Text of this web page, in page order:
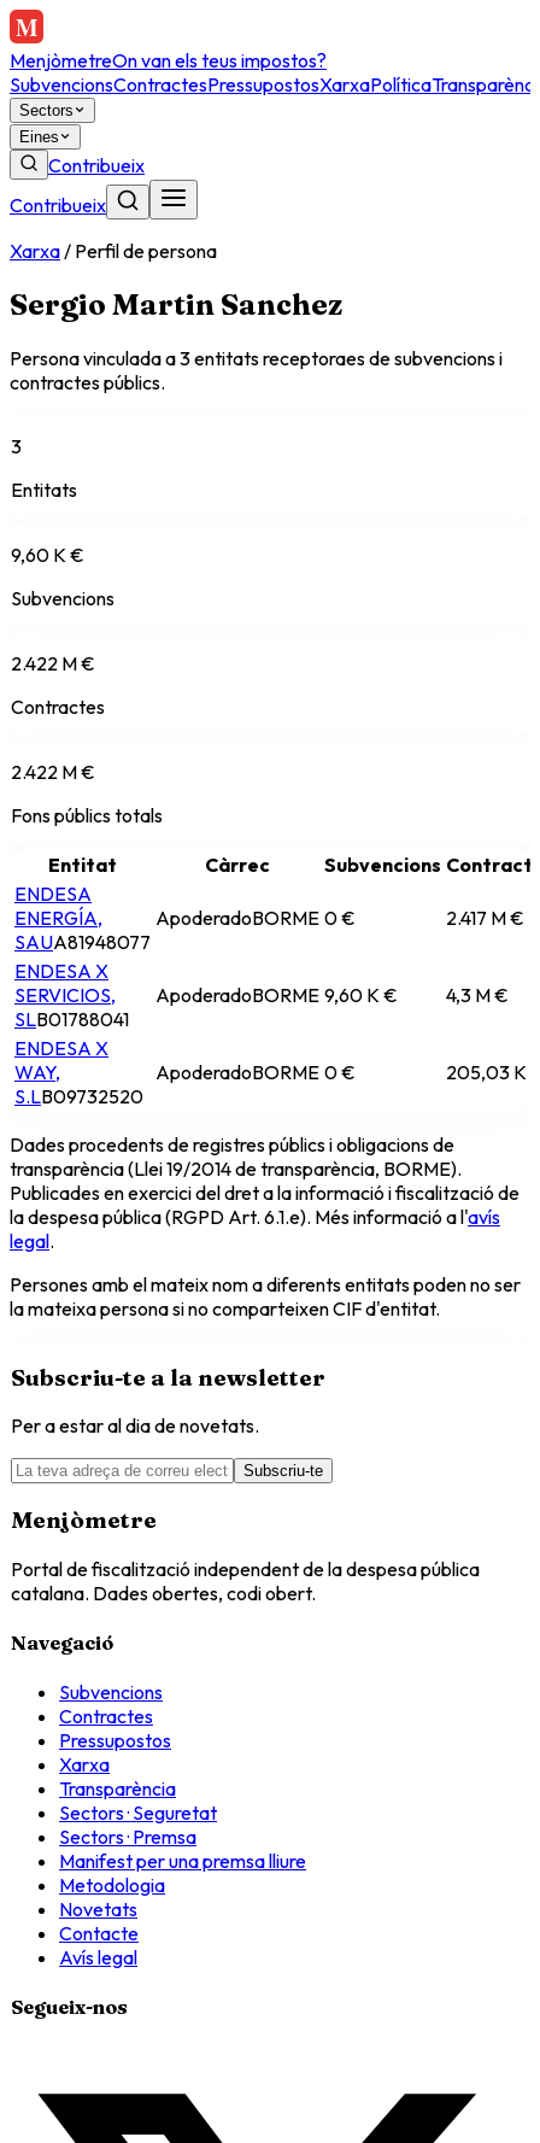
MenjòmetreOn van els teus impostos?
SubvencionsContractesPressupostosXarxaPolítica
Sectors
Eines
Contribueix
Contribueix
Xarxa/ Perfil de persona
Sergio Martin Sanchez
Persona vinculada a3entitatsreceptoraesde subvencions i
contractes públics.
3
Entitats
9,60 K €
Subvencions
2.422 M €
Contractes
2.422 M €
Fons públics totals
Entitat Càrrec Subvencions
ENDESA
ENERGÍA,
SAUA81948077
ApoderadoBORME 0 € 2.417 M €
ENDESA X
SERVICIOS,
SLB01788041
ApoderadoBORME 9,60 K € 4,3 M €
ENDESA X
WAY,
S.LB09732520
ApoderadoBORME 0 € 205,03 K
Dades procedents de registres públics i obligacions de
transparència (Llei 19/2014 de transparència, BORME).
Publicades en exercici del dret a la informació i fiscalització de
la despesa pública (RGPD Art. 6.1.e). Més informació a l'avís
legal.
Persones amb el mateix nom a diferents entitats poden no ser
la mateixa persona si no comparteixen CIF d'entitat.
Subscriu-te a la newsletter
Per a estar al dia de novetats.
Subscriu-te
Menjòmetre
Portal de fiscalització independent de la despesa pública
catalana. Dades obertes, codi obert.
Navegació
Subvencions
Contractes
Pressupostos
Xarxa
Transparència
Sectors · Seguretat
Sectors · Premsa
Manifest per una premsa lliure
Metodologia
Novetats
Contacte
Avís legal
Segueix-nos